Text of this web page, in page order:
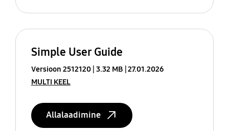
Simple User Guide
Versioon 2512120 3.32 MB 27.01.2026
MULTI KEEL
Allalaadimine